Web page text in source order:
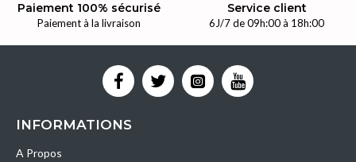
Paiement 100% sécurisé
Paiement à la livraison
Service client
6J/7 de 09h:00 à 18h:00
INFORMATIONS
A Propos